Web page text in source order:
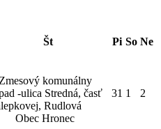
Št Pi So Ne
Zmesový komunálny
-ulica Stredná, časť
Rudlová
Obec Hronec
31 1 2